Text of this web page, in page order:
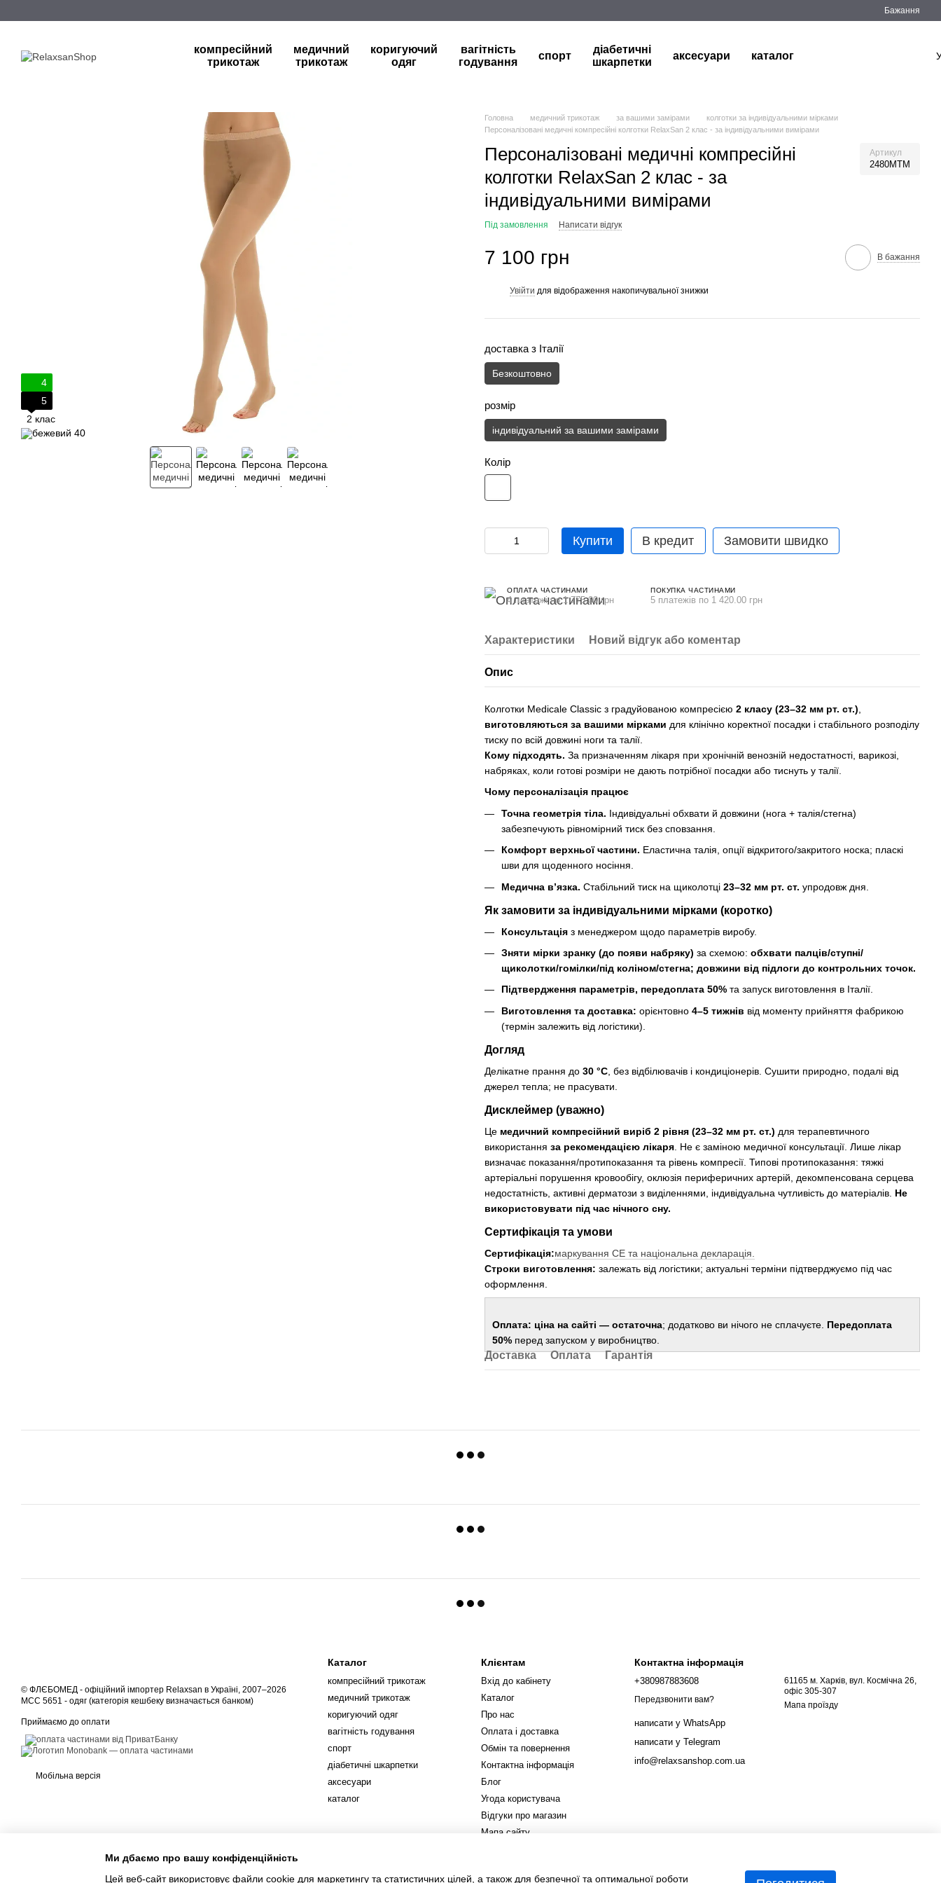
Бажання
компресійний
трикотаж
медичний
трикотаж
коригуючий
одяг
вагітність
годування
спорт
діабетичні
шкарпетки
аксесуари каталог
4
5
2 клас
Головна медичний трикотаж за вашими замірами
колготки за індивідуальними мірками
Персоналізовані медичні компресійні колготки RelaxSan 2 клас - за індивідуальними вимірами
Персоналізовані медичні компресійні
колготки RelaxSan 2 клас - за
індивідуальними вимірами
Артикул
2480MTM
Під замовлення Написати відгук
7 100 грн В бажання
Увійти для відображення накопичувальної знижки
доставка з Італії
Безкоштовно
розмір
індивідуальний за вашими замірами
Колір
Купити В кредит Замовити швидко
ОПЛАТА ЧАСТИНАМИ
4 платежі по 1 775.00 грн
ПОКУПКА ЧАСТИНАМИ
5 платежів по 1 420.00 грн
Характеристики Новий відгук або коментар
Опис
Колготки Medicale Classic з градуйованою компресією 2 класу (23–32 мм рт. ст.)
виготовляються за вашими мірками для клінічно коректної посадки і стабільного розподілу
тиску по всій довжині ноги та талії.
Кому підходять. За призначенням лікаря при хронічній венозній недостатності, варикозі,
набряках, коли готові розміри не дають потрібної посадки або тиснуть у талії.
Чому персоналізація працює
Точна геометрія тіла. Індивідуальні обхвати й довжини (нога + талія/стегна)
забезпечують рівномірний тиск без сповзання.
Комфорт верхньої частини. Еластична талія, опції відкритого/закритого носка; пласкі
шви для щоденного носіння.
Медична в’язка. Стабільний тиск на щиколотці 23–32 мм рт. ст. упродовж дня.
Як замовити за індивідуальними мірками (коротко)
Консультація з менеджером щодо параметрів виробу.
Зняти мірки зранку (до появи набряку) за схемою: обхвати палців/ступні/
щиколотки/гомілки/під коліном/стегна; довжини від підлоги до контрольних точок.
Підтвердження параметрів, передоплата 50% та запуск виготовлення в Італії.
Виготовлення та доставка: орієнтовно 4–5 тижнів від моменту прийняття фабрикою
(термін залежить від логістики).
Догляд
Делікатне прання до 30 °C , без відбілювачів і кондиціонерів. Сушити природно, подалі від
джерел тепла; не прасувати.
Дисклеймер (уважно)
Це медичний компресійний виріб 2 рівня (23–32 мм рт. ст.) для терапевтичного
використання за рекомендацією лікаря . Не є заміною медичної консультації. Лише лікар
визначає показання/протипоказання та рівень компресії. Типові протипоказання: тяжкі
артеріальні порушення кровообігу, оклюзія периферичних артерій, декомпенсована серцева
недостатність, активні дерматози з виділеннями, індивідуальна чутливість до матеріалів. Не
використовувати під час нічного сну.
Сертифікація та умови
Сертифікація:маркування CE та національна декларація.
Строки виготовлення: залежать від логістики; актуальні терміни підтверджуємо під час
оформлення.
Оплата: ціна на сайті — остаточна; додатково ви нічого не сплачуєте. Передоплата
50% перед запуском у виробництво.
Доставка Оплата Гарантія
© ФЛЄБОМЕД - офіційний імпортер Relaxsan в Україні, 2007–2026
MCC 5651 - одяг (категорія кешбеку визначається банком)
Приймаємо до оплати
Мобільна версія
Каталог
компресійний трикотаж
медичний трикотаж
коригуючий одяг
вагітність годування
спорт
діабетичні шкарпетки
аксесуари
каталог
Клієнтам
Вхід до кабінету
Каталог
Про нас
Оплата і доставка
Обмін та повернення
Контактна інформація
Блог
Угода користувача
Відгуки про магазин
Мапа сайту
Контактна інформація
+380987883608
Передзвонити вам?
написати у WhatsApp
написати у Telegram
info@relaxsanshop.com.ua
61165 м. Харків, вул. Космічна 26,
офіс 305-307
Мапа проїзду
Ми дбаємо про вашу конфіденційність
Цей веб-сайт використовує файли cookie для маркетингу та статистичних цілей, а також для безпечної та оптимальної роботи